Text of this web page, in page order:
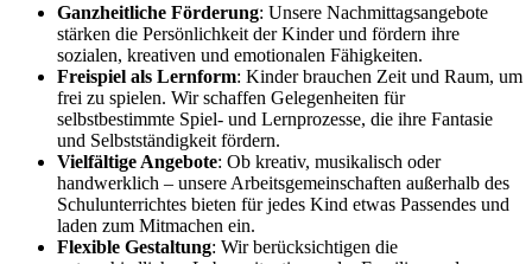
Ganzheitliche Förderung: Unsere Nachmittagsangebote
stärken die Persönlichkeit der Kinder und fördern ihre
sozialen, kreativen und emotionalen Fähigkeiten.
Freispiel als Lernform: Kinder brauchen Zeit und Raum, um
frei zu spielen. Wir schaffen Gelegenheiten für
selbstbestimmte Spiel- und Lernprozesse, die ihre Fantasie
und Selbstständigkeit fördern.
Vielfältige Angebote: Ob kreativ, musikalisch oder
handwerklich – unsere Arbeitsgemeinschaften außerhalb des
Schulunterrichtes bieten für jedes Kind etwas Passendes und
laden zum Mitmachen ein.
Flexible Gestaltung: Wir berücksichtigen die